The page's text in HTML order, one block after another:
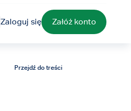
Przejdź do treści
Zaloguj się Załóż konto